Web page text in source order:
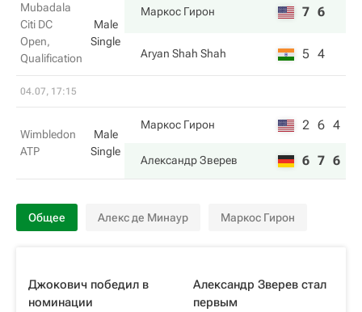
Mubadala
Citi DC
Open,
Qualification
Male
Single
Маркос Гирон 7 6
Aryan Shah Shah 5 4
04.07, 17:15
Wimbledon
ATP
Male
Single
Маркос Гирон 2 6 4
Александр Зверев 6 7 6
Общее Алекс де Минаур Маркос Гирон
Джокович победил в
номинации
Александр Зверев стал
первым